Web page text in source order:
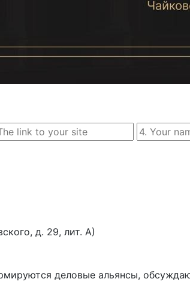
д. 29, лит. А)
деловые альянсы,